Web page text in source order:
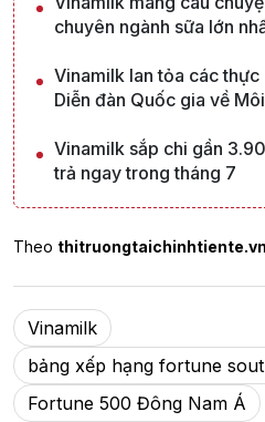
chuyên ngành sữa lớn
Vinamilk lan tỏa các thực
Diễn đàn Quốc gia về
Vinamilk sắp chi gần
trả ngay trong tháng 7
Theo thitruongtaichinhtiente.vn
Vinamilk
bảng xếp hạng fortune
Fortune 500 Đông Nam Á